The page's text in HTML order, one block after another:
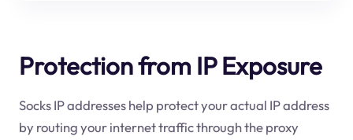
Protection from IP Exposure
Socks IP addresses help protect your actual IP address
by routing your internet traffic through the proxy